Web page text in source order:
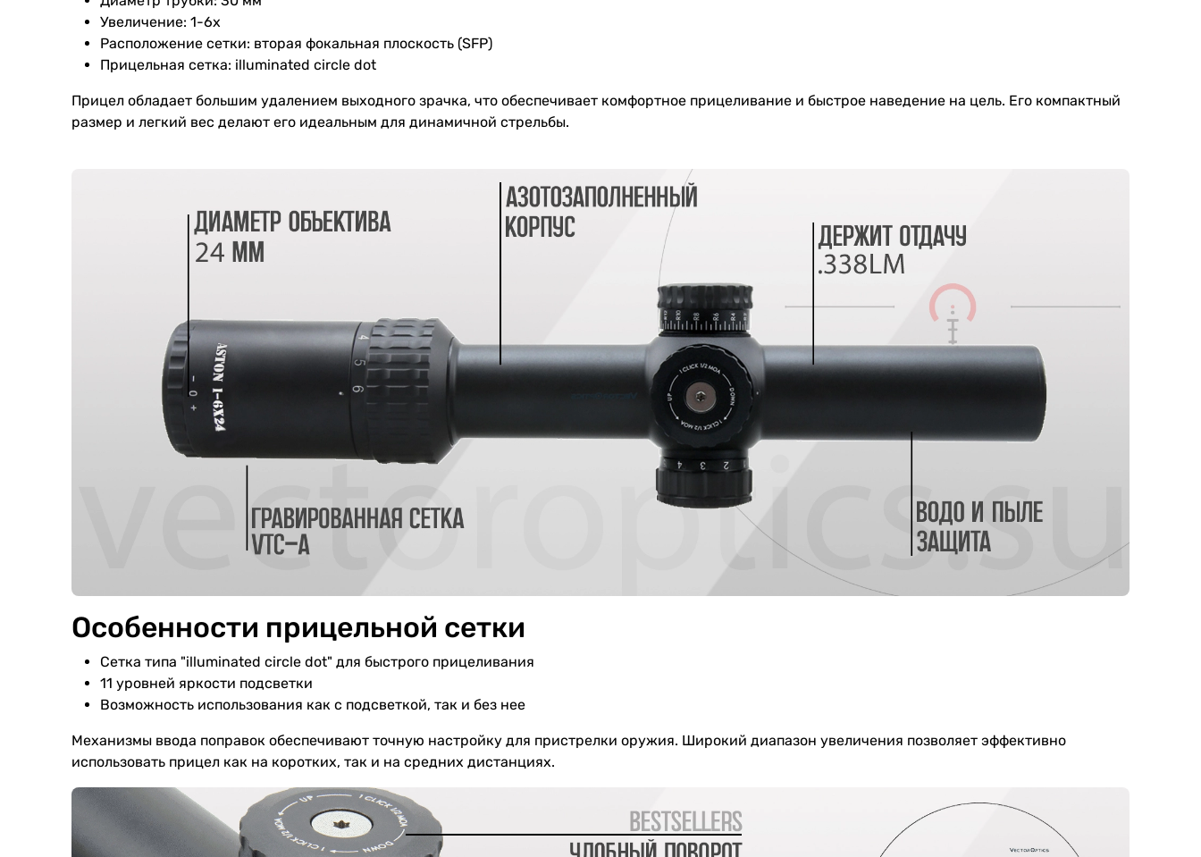
Увеличение: 1-6x
Расположение сетки: вторая фокальная плоскость (SFP)
Прицельная сетка: illuminated circle dot
Прицел обладает большим удалением выходного зрачка, что обеспечивает комфортное прицеливание и быстрое наведение на цель. Его компактный
размер и легкий вес делают его идеальным для динамичной стрельбы.
Особенности прицельной сетки
Сетка типа "illuminated circle dot" для быстрого прицеливания
11 уровней яркости подсветки
Возможность использования как с подсветкой, так и без нее
Механизмы ввода поправок обеспечивают точную настройку для пристрелки оружия. Широкий диапазон увеличения позволяет эффективно
использовать прицел как на коротких, так и на средних дистанциях.